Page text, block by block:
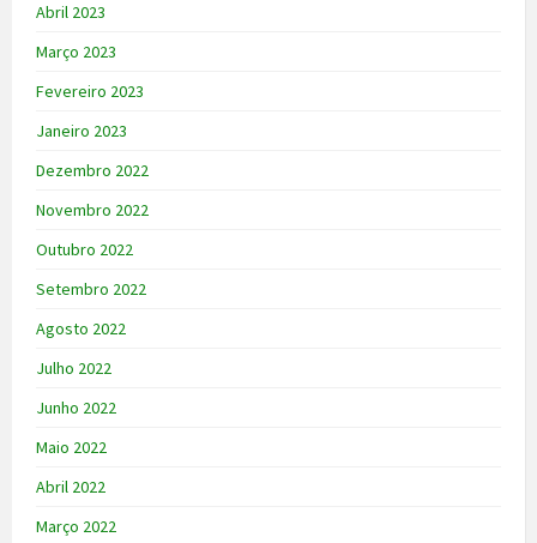
Abril 2023
Março 2023
Fevereiro 2023
Janeiro 2023
Dezembro 2022
Novembro 2022
Outubro 2022
Setembro 2022
Agosto 2022
Julho 2022
Junho 2022
Maio 2022
Abril 2022
Março 2022